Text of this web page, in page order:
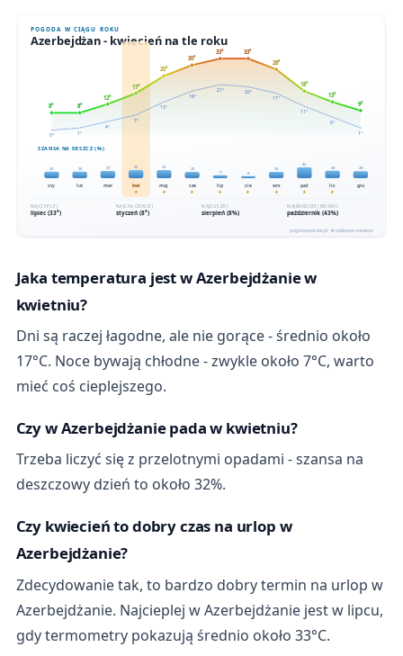
Jaka temperatura jest w Azerbejdżanie w
kwietniu?
Dni są raczej łagodne, ale nie gorące - średnio około
17°C. Noce bywają chłodne - zwykle około 7°C, warto
mieć coś cieplejszego.
Czy w Azerbejdżanie pada w kwietniu?
Trzeba liczyć się z przelotnymi opadami - szansa na
deszczowy dzień to około 32%.
Czy kwiecień to dobry czas na urlop w
Azerbejdżanie?
Zdecydowanie tak, to bardzo dobry termin na urlop w
Azerbejdżanie. Najcieplej w Azerbejdżanie jest w lipcu,
gdy termometry pokazują średnio około 33°C.